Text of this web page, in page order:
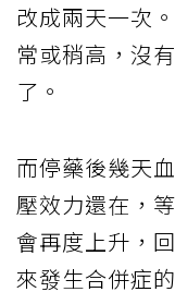
改成兩天一次
常或稍高，沒
了。
而停藥後幾天
壓效力還在，
會再度上升，
來發生合併症